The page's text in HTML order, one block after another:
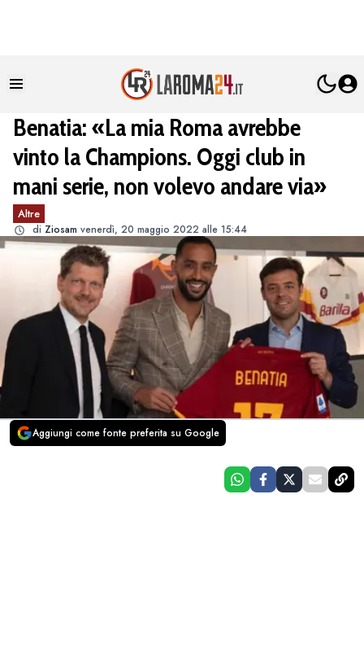
Benatia: «La mia Roma avrebbe
vinto la Champions. Oggi club in
mani serie, non volevo andare via»
Altre
di Ziosam venerdì, 20 maggio 2022 alle 15:44
Aggiungi come fonte preferita su Google